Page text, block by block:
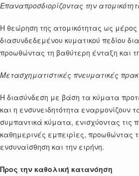
Επαναπροσδιορίζοντας την
Η θεώρηση της ατομικότητας ως μέρος
διασυνδεδεμένου κυματικού πεδίου
προωθώντας τη βαθύτερη ένταξη και
Μετασχηματιστικές πνευματικές
Η διασύνδεση με βάση τα κύματα
και η ενσυνειδητότητα εναρμονίζουν
συμπαντικά κύματα, ενισχύοντας τις
καθημερινές εμπειρίες, προωθώντας
ενσυναίσθηση και την ειρήνη.
Προς την καθολική κατανόηση